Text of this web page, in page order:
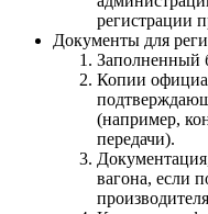
регистрации
Документы для
Заполненный
Копии
(например,
передачи).
вагона, если